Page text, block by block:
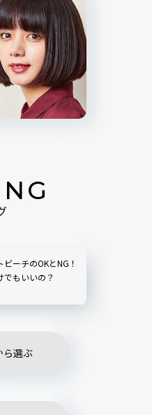
ーチのOKとNG！
でもいいの？
ら選ぶ